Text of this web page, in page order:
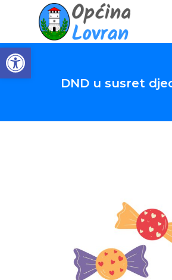
Open toolbar
DND u susret